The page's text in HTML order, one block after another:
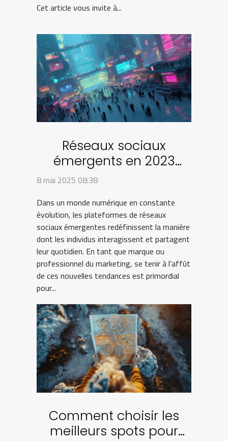
Cet article vous invite à...
Réseaux sociaux
émergents en 2023
plateformes à surveiller
avant-gardiste
8 mai 2025 08:38
Dans un monde numérique en constante
évolution, les plateformes de réseaux
sociaux émergentes redéfinissent la manière
dont les individus interagissent et partagent
leur quotidien. En tant que marque ou
professionnel du marketing, se tenir à l'affût
de ces nouvelles tendances est primordial
pour...
Comment choisir les
meilleurs spots pour